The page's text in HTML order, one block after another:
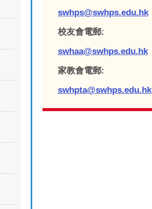
swhps@swhps.edu.hk
校友會電郵:
swhaa@swhps.edu.hk
家教會電郵:
swhpta@swhps.edu.hk